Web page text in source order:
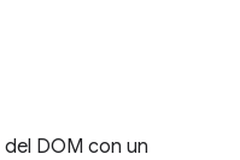
DOM con un